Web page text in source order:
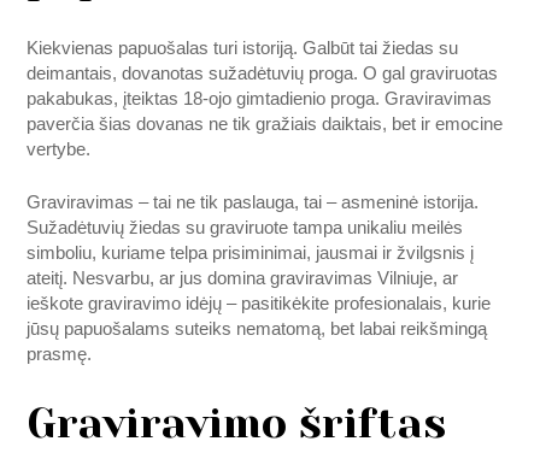
Kiekvienas papuošalas turi istoriją. Galbūt tai žiedas su
deimantais, dovanotas sužadėtuvių proga. O gal graviruotas
pakabukas, įteiktas 18-ojo gimtadienio proga. Graviravimas
paverčia šias dovanas ne tik gražiais daiktais, bet ir emocine
vertybe.
Graviravimas – tai ne tik paslauga, tai – asmeninė istorija.
Sužadėtuvių žiedas su graviruote tampa unikaliu meilės
simboliu, kuriame telpa prisiminimai, jausmai ir žvilgsnis į
ateitį. Nesvarbu, ar jus domina graviravimas Vilniuje, ar
ieškote graviravimo idėjų – pasitikėkite profesionalais, kurie
jūsų papuošalams suteiks nematomą, bet labai reikšmingą
prasmę.
Graviravimo šriftas